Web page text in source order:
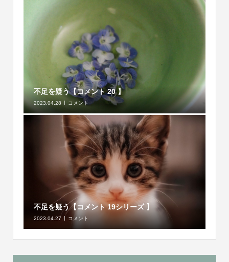
不足を疑う【コメント 20 】
2023.04.28 コメント
不足を疑う【コメント 19シリーズ 】
2023.04.27 コメント